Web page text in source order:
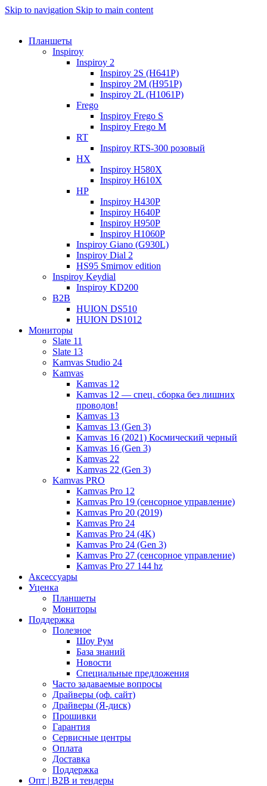
Skip to navigation Skip to main content
Планшеты
Inspiroy
Inspiroy 2
Inspiroy 2S (H641P)
Inspiroy 2M (H951P)
Inspiroy 2L (H1061P)
Frego
Inspiroy Frego S
Inspiroy Frego M
RT
Inspiroy RTS-300 розовый
HX
Inspiroy H580X
Inspiroy H610X
HP
Inspiroy H430P
Inspiroy H640P
Inspiroy H950P
Inspiroy H1060P
Inspiroy Giano (G930L)
Inspiroy Dial 2
HS95 Smirnov edition
Inspiroy Keydial
Inspiroy KD200
B2B
HUION DS510
HUION DS1012
Мониторы
Slate 11
Slate 13
Kamvas Studio 24
Kamvas
Kamvas 12
Kamvas 12 — спец. сборка без лишних
проводов!
Kamvas 13
Kamvas 13 (Gen 3)
Kamvas 16 (2021) Космический черный
Kamvas 16 (Gen 3)
Kamvas 22
Kamvas 22 (Gen 3)
Kamvas PRO
Kamvas Pro 12
Kamvas Pro 19 (сенсорное управление)
Kamvas Pro 20 (2019)
Kamvas Pro 24
Kamvas Pro 24 (4K)
Kamvas Pro 24 (Gen 3)
Kamvas Pro 27 (сенсорное управление)
Kamvas Pro 27 144 hz
Аксессуары
Уценка
Планшеты
Мониторы
Поддержка
Полезное
Шоу Рум
База знаний
Новости
Специальные предложения
Часто задаваемые вопросы
Драйверы (оф. сайт)
Драйверы (Я-диск)
Прошивки
Гарантия
Сервисные центры
Оплата
Доставка
Поддержка
Опт | B2B и тендеры